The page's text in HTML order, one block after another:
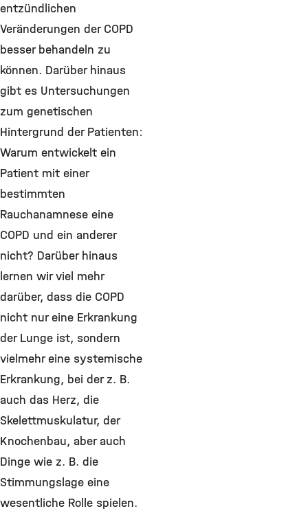
entzündlichen
Veränderungen der COPD
besser behandeln zu
können. Darüber hinaus
gibt es Untersuchungen
zum genetischen
Hintergrund der Patienten:
Warum entwickelt ein
Patient mit einer
bestimmten
Rauchanamnese eine
COPD und ein anderer
nicht? Darüber hinaus
lernen wir viel mehr
darüber, dass die COPD
nicht nur eine Erkrankung
der Lunge ist, sondern
vielmehr eine systemische
Erkrankung, bei der z. B.
auch das Herz, die
Skelettmuskulatur, der
Knochenbau, aber auch
Dinge wie z. B. die
Stimmungslage eine
wesentliche Rolle spielen.